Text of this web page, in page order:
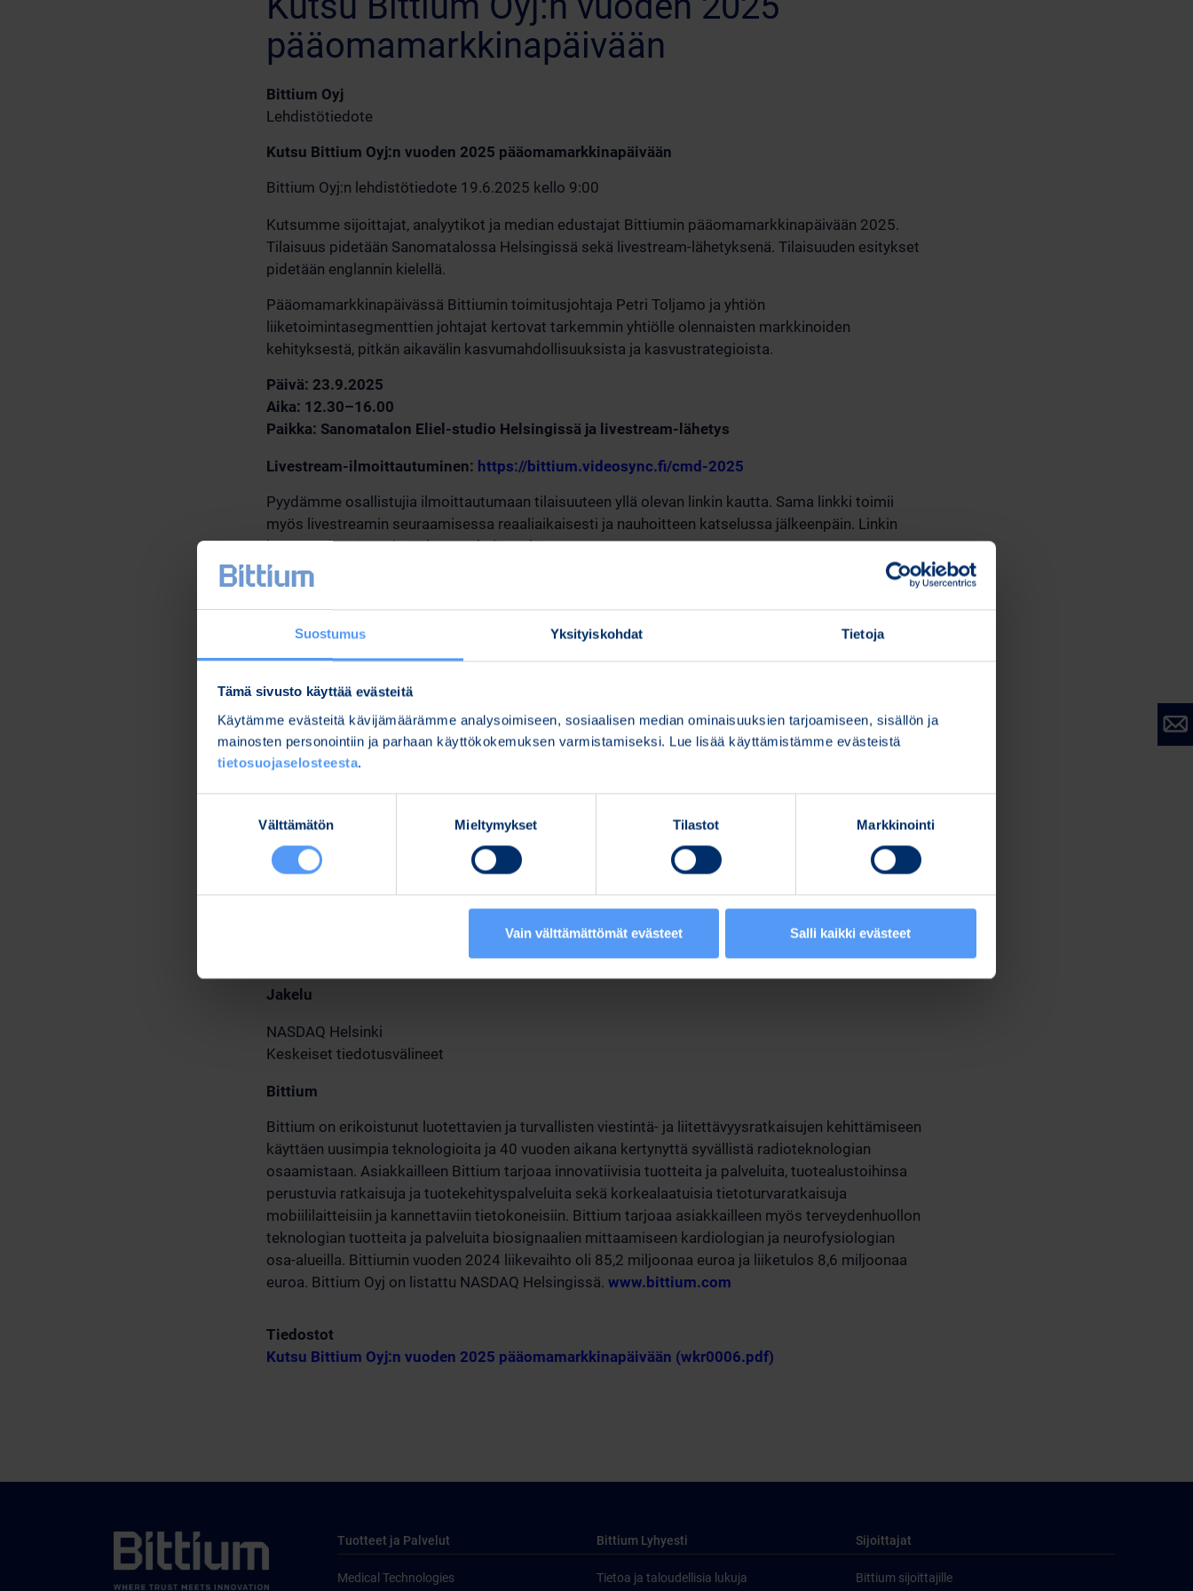
Suostumus Yksityiskohdat Tietoja
Tämä sivusto käyttää evästeitä
Käytämme evästeitä kävijämäärämme analysoimiseen, sosiaalisen median ominaisuuksien tarjoamiseen, sisällön ja
mainosten personointiin ja parhaan käyttökokemuksen varmistamiseksi. Lue lisää käyttämistämme evästeistä
tietosuojaselosteesta.
Välttämätön Mieltymykset Tilastot Markkinointi
Vain välttämättömät evästeet Salli kaikki evästeet
pääomamarkkinapäivään
Bittium Oyj
Lehdistötiedote
Kutsu Bittium Oyj:n vuoden 2025 pääomamarkkinapäivään
Bittium Oyj:n lehdistötiedote 19.6.2025 kello 9:00
Kutsumme sijoittajat, analyytikot ja median edustajat Bittiumin pääomamarkkinapäivään 2025.
Tilaisuus pidetään Sanomatalossa Helsingissä sekä livestream-lähetyksenä. Tilaisuuden esitykset
pidetään englannin kielellä.
Pääomamarkkinapäivässä Bittiumin toimitusjohtaja Petri Toljamo ja yhtiön
liiketoimintasegmenttien johtajat kertovat tarkemmin yhtiölle olennaisten markkinoiden
kehityksestä, pitkän aikavälin kasvumahdollisuuksista ja kasvustrategioista.
Päivä: 23.9.2025
Aika: 12.30–16.00
Paikka: Sanomatalon Eliel-studio Helsingissä ja livestream-lähetys
Livestream-ilmoittautuminen: https://bittium.videosync.fi/cmd-2025
Pyydämme osallistujia ilmoittautumaan tilaisuuteen yllä olevan linkin kautta. Sama linkki toimii
myös livestreamin seuraamisessa reaaliaikaisesti ja nauhoitteen katselussa jälkeenpäin. Linkin
kautta voi myös esittää kysymyksiä etukäteen.
Tilaisuuteen voi osallistua myös paikan päällä Sanomatalon Eliel-studiossa Helsingissä, ja siellä on
sinne tulee ilmoittautua viimeistään 18.9.2025 mennessä. Tilaisuudessa on tarjolla buffet-lounas
Tallenne tilaisuudesta ja siellä pidettyjen esitysten materiaalit ovat saatavilla tilaisuuden jälkeen
Tervetuloa!
Lisätietoja:
Jakelu
NASDAQ Helsinki
Keskeiset tiedotusvälineet
Bittium
Bittium on erikoistunut luotettavien ja turvallisten viestintä- ja liitettävyysratkaisujen kehittämiseen
käyttäen uusimpia teknologioita ja 40 vuoden aikana kertynyttä syvällistä radioteknologian
osaamistaan. Asiakkailleen Bittium tarjoaa innovatiivisia tuotteita ja palveluita, tuotealustoihinsa
perustuvia ratkaisuja ja tuotekehityspalveluita sekä korkealaatuisia tietoturvaratkaisuja
mobiililaitteisiin ja kannettaviin tietokoneisiin. Bittium tarjoaa asiakkailleen myös terveydenhuollon
teknologian tuotteita ja palveluita biosignaalien mittaamiseen kardiologian ja neurofysiologian
osa-alueilla. Bittiumin vuoden 2024 liikevaihto oli 85,2 miljoonaa euroa ja liiketulos 8,6 miljoonaa
euroa. Bittium Oyj on listattu NASDAQ Helsingissä. www.bittium.com
Tiedostot
Kutsu Bittium Oyj:n vuoden 2025 pääomamarkkinapäivään (wkr0006.pdf)
Tuotteet ja Palvelut
Medical Technologies
Bittium Lyhyesti
Tietoa ja taloudellisia lukuja
Sijoittajat
Bittium sijoittajille